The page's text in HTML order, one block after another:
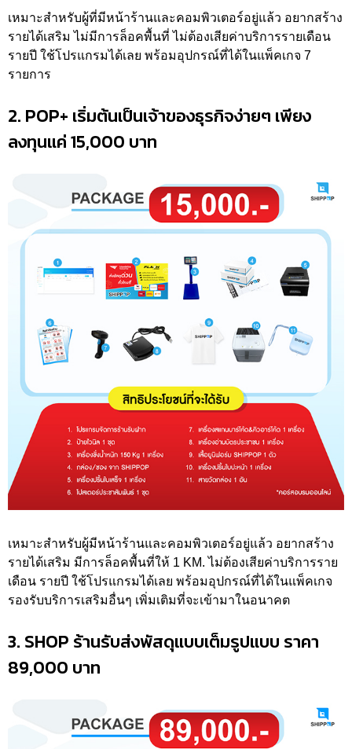
เหมาะสำหรับผู้ที่มีหน้าร้านและคอมพิวเตอร์อยู่แล้ว อยากสร้าง
รายได้เสริม ไม่มีการล็อคพื้นที่ ไม่ต้องเสียค่าบริการรายเดือน
รายปี ใช้โปรแกรมได้เลย พร้อมอุปกรณ์ที่ได้ในแพ็คเกจ 7
รายการ
2. POP+ เริ่มต้นเป็นเจ้าของธุรกิจง่ายๆ เพียง
ลงทุนแค่ 15,000 บาท
เหมาะสำหรับผู้มีหน้าร้านและคอมพิวเตอร์อยู่แล้ว อยากสร้าง
รายได้เสริม มีการล็อคพื้นที่ให้ 1 KM. ไม่ต้องเสียค่าบริการราย
เดือน รายปี ใช้โปรแกรมได้เลย พร้อมอุปกรณ์ที่ได้ในแพ็คเกจ
รองรับบริการเสริมอื่นๆ เพิ่มเติมที่จะเข้ามาในอนาคต
3. SHOP ร้านรับส่งพัสดุแบบเต็มรูปแบบ ราคา
89,000 บาท